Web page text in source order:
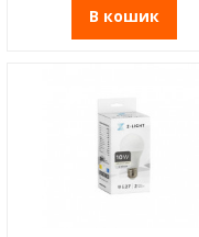
В кошик